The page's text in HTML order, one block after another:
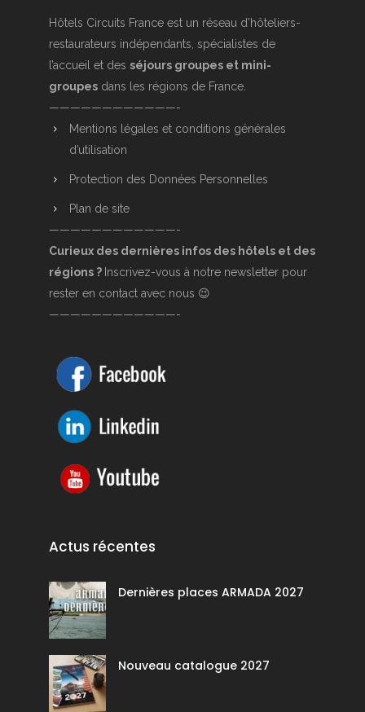
Hôtels Circuits France est un réseau d’hôteliers-
restaurateurs indépendants, spécialistes de
l’accueil et des séjours groupes et mini-
groupesdans les régions de France.
————————————-
Mentions légales et conditions générales
d’utilisation
Protection des Données Personnelles
Plan de site
————————————-
Curieux des dernières infos des hôtels et des
régions ? Inscrivez-vous à notre newsletter pour
rester en contact avec nous 😉
————————————-
Actus récentes
Dernières places ARMADA 2027
Nouveau catalogue 2027